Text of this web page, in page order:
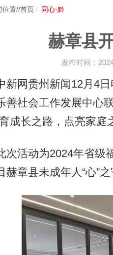
位置//首页 同心·黔
赫章县
发布时间：
网贵州新闻12月4日
善社会工作发展中心
成长之路，点亮家庭
活动为2024年省级福
赫章县未成年人“心”